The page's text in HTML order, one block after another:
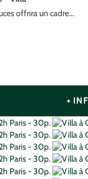
offrira un cadre...
+